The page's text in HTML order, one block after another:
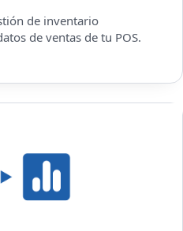
de inventario
de ventas de tu POS.